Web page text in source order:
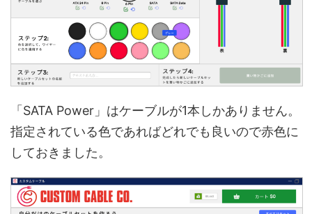
「SATA Power」はケーブルが1本しかありません。
指定されている色であればどれでも良いので赤色に
しておきました。